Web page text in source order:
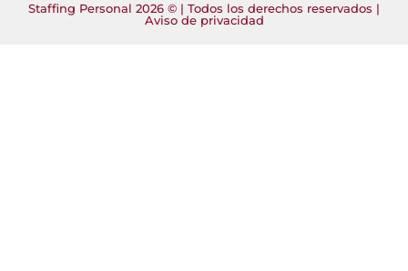
Staffing Personal 2026 © | Todos los derechos reservados |
Aviso de privacidad